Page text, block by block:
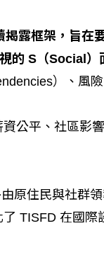
露框架，旨在
的 S（Social）
）、風
公平、社區影
原住民與社群
TISFD 在國